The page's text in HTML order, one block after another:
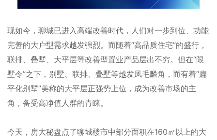
现如今，聊城已进入高端改善时代，人们对一步到位、功能
完善的大户型需求越发强烈。而随着“高品质住宅”的盛行，
联排、叠墅、大平层等改善型置业产品层出不穷。但在“限
墅令”之下，别墅、联排、叠墅等越发凤毛麟角，而有着“扁
平化别墅”美称的大平层正强势上位，成为改善市场的主
角，备受高净值人群的青睐。
今天，房大秘盘点了聊城楼市中部分面积在160㎡以上的大